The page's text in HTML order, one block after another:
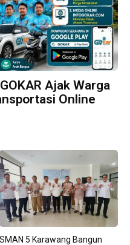
Ajak Warga
Online
SMAN 5 Karawang Bangun